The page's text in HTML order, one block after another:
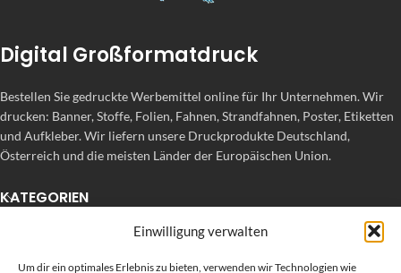
Einwilligung verwalten
Um dir ein optimales Erlebnis zu bieten, verwenden wir Technologien wie
Digital Großformatdruck
Bestellen Sie gedruckte Werbemittel online für Ihr Unternehmen. Wir
drucken: Banner, Stoffe, Folien, Fahnen, Strandfahnen, Poster, Etiketten
und Aufkleber. Wir liefern unsere Druckprodukte Deutschland,
Österreich und die meisten Länder der Europäischen Union.
KATEGORIEN